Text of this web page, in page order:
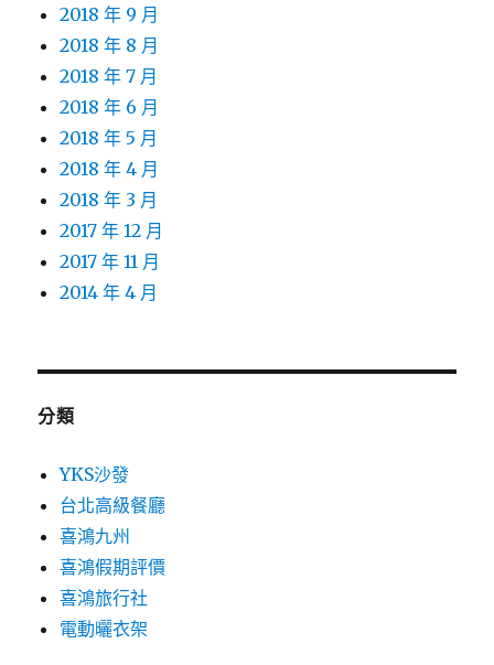
2018 年 9 月
2018 年 8 月
2018 年 7 月
2018 年 6 月
2018 年 5 月
2018 年 4 月
2018 年 3 月
2017 年 12 月
2017 年 11 月
2014 年 4 月
分類
YKS沙發
台北高級餐廳
喜鴻九州
喜鴻假期評價
喜鴻旅行社
電動曬衣架